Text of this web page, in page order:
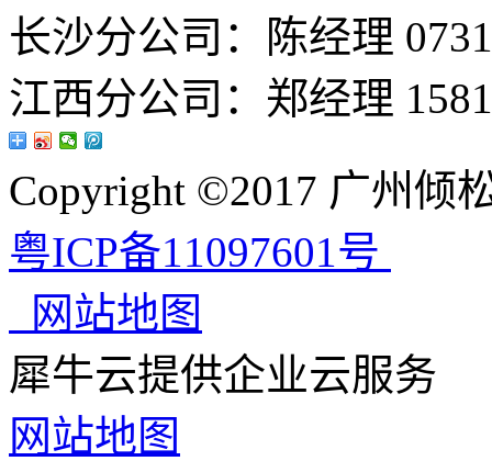
长沙分公司：陈经理
江西分公司：郑经理
Copyright ©2017 广州倾
粤ICP备11097601号
网站地图
犀牛云提供企业云服务
网站地图